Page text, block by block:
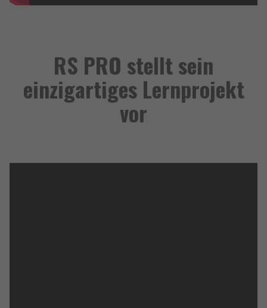
RS PRO stellt sein
einzigartiges Lernprojekt
vor